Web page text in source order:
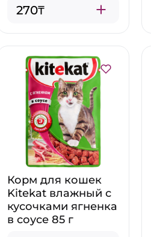
270₸
Корм для кошек
Kitekat влажный с
кусочками ягненка
в соусе 85 г